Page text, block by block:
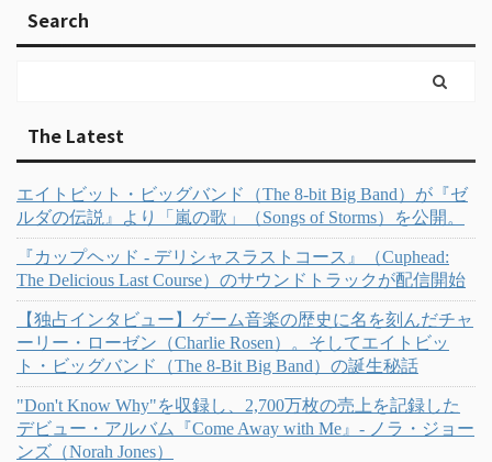
Search
The Latest
エイトビット・ビッグバンド（The 8-bit Big Band）が『ゼ
ルダの伝説』より「嵐の歌」（Songs of Storms）を公開。
『カップヘッド - デリシャスラストコース』（Cuphead:
The Delicious Last Course）のサウンドトラックが配信開始
【独占インタビュー】ゲーム音楽の歴史に名を刻んだチャ
ーリー・ローゼン（Charlie Rosen）。そしてエイトビッ
ト・ビッグバンド（The 8-Bit Big Band）の誕生秘話
"Don't Know Why"を収録し、2,700万枚の売上を記録した
デビュー・アルバム『Come Away with Me』- ノラ・ジョー
ンズ（Norah Jones）